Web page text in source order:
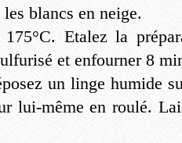
blancs en neige.
Etalez la
et enfourner 8
un linge humide
lui-même en roulé.